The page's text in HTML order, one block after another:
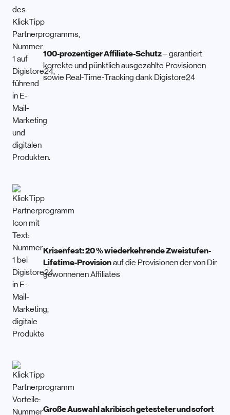
100-prozentiger Affiliate-Schutz– garantiert
korrekte und pünktlich ausgezahlte Provisionen
sowie Real-Time-Tracking dank Digistore24
Krisenfest: 20 % wiederkehrende Zweistufen-
Lifetime-Provisionauf die Provisionen der von Dir
gewonnenen Affiliates
Große Auswahl akribisch getesteter und sofort